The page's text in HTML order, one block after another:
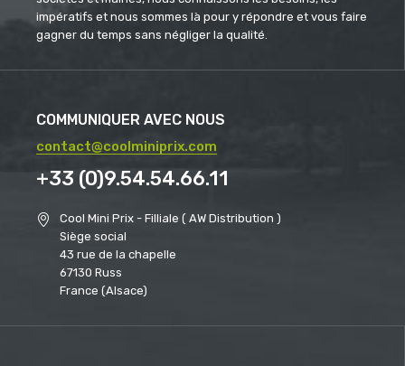
impératifs et nous sommes là pour y répondre et vous faire
gagner du temps sans négliger la qualité.
COMMUNIQUER AVEC NOUS
contact@coolminiprix.com
+33 (0)9.54.54.66.11
Cool Mini Prix - Filliale ( AW Distribution )
Siège social
43 rue de la chapelle
67130 Russ
France (Alsace)